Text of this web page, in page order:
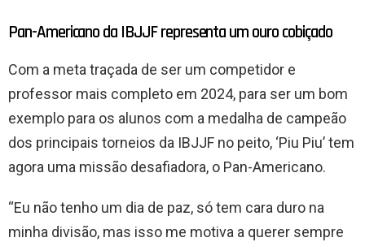
Pan-Americano da IBJJF representa um ouro cobiçado
Com a meta traçada de ser um competidor e
professor mais completo em 2024, para ser um bom
exemplo para os alunos com a medalha de campeão
dos principais torneios da IBJJF no peito, ‘Piu Piu’ tem
agora uma missão desafiadora, o Pan-Americano.
“Eu não tenho um dia de paz, só tem cara duro na
minha divisão, mas isso me motiva a querer sempre